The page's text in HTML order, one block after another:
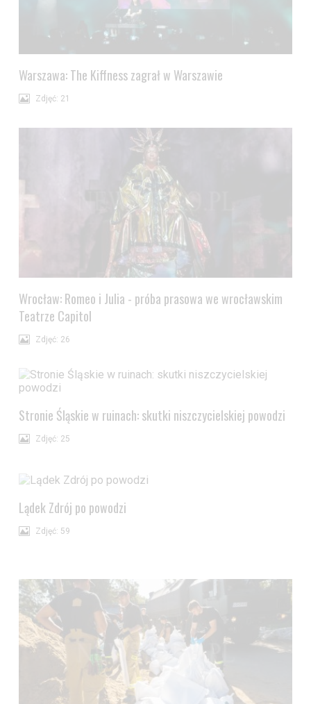
Jeżeli nie chcesz wyrazić zgody na przetwarzanie plików cookies,
ustawień zaawansowanych
Wyrażam zgodę i przechodzę do serwisu
Warszawa: The Kiffness zagrał w Warszawie
Zdjęć: 21
Wrocław: Romeo i Julia - próba prasowa we wrocławskim
Teatrze Capitol
Zdjęć: 26
Stronie Śląskie w ruinach: skutki niszczycielskiej powodzi
Zdjęć: 25
Lądek Zdrój po powodzi
Zdjęć: 59